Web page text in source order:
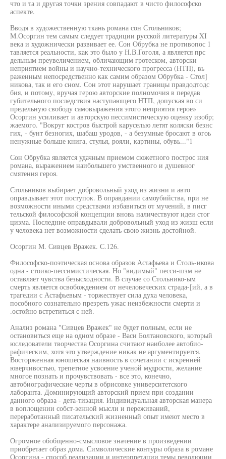
что и та и другая точки зрения совпадают в чисто философско
аспекте.
Вводя в художественную ткань романа сон Стольников;
М.Осоргин тем самым следует традиции русской литературы XI
века и художнически развивает ее. Сон Обрубка не противопос 1
тавляется реальности, как это было у Н.В.Гоголя, а является прс
дельным преувеличением, обличающим гротеском, авторски
неприятием войны и научно-технического прогресса (НТП), вь
раженным непосредственно как самим образом Обрубка - Стол]
никова, так и его сном. Сон этот нарушает границы правдодтодс
бия, и потому, вручая герою авторские полномочия в передав
губительного последствия наступающего НТП, допуская во си
предельную свободу самовыражения этого неприятия герое»
Осоргин усиливает и авторскую пессимистическую оценку изобр;
жаемого. "Вокруг костров быстрой каруселью летят коляски безнс
гих, - бунт безногих, шабаш уродов, - а безумные бросают в огоь
ненужные больше книга, стулья, рояли, картины, обувь..."1
Сон Обрубка является удачным приемом сюжетного построс ния
романа, выражением наибольшего умственного и душевног
смятения героя.
Стольников выбирает добровольный уход из жизни и авто
оправдывает этот поступок. В оправдании самоубийства, при не
возможности иными средствами избавиться от мучений, в писг
тельской философской концепции вновь наличествуют идеи стог
цизма. Последние оправдывали добровольный уход из жизш если
у человека нет возможности сделать свою жизнь достойной.
Осоргин М. Сивцев Вражек. С.126.
Философско-поэтическая основа образов Астафьева и Столь-икова
одна - стоико-пессимистическая. Но "видимый" песси-шзм не
оставляет чувства безысходности. В случае со Стольнико-ым
смерть является освобождением от нечеловеческих страда-[ий, а в
трагедии с Астафьевым - торжествует сила духа человека,
пособного сознательно презреть ужас неизбежности смерти и
.остойно встретиться с ней.
Анализ романа "Сивцев Вражек" не будет полным, если не
остановиться еще на одном образе - Васи Болтановского, который
юследователи творчества Осоргина считают наиболее автобио-
рафическим, хотя это утверждение никак не аргументируется.
Восторженная юношеская наивность в сочетании с искренней
юверчивостью, трепетное усвоение ученой мудрости, желание
многое познать и прочувствовать - все это, конечно,
автобиографические черты в обрисовке университетского
лаборанта. Доминирующий авторский прием при создании
данного образа - дета-тизация. Индивидуальная авторская манера
в воплощении собст-зенной мысли и переживаний,
переработанный писательский жизненный опыт имеют место в
характере анализируемого персонажа.
Огромное обобщенно-смысловое значение в произведении
приобретает образ дома. Символические контуры образа в романе
Осоргина - способ реализации и интерпретации темы революции